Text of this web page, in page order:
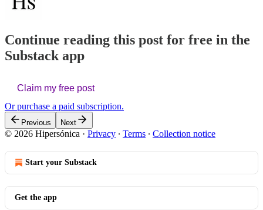
Continue reading this post for free in the
Substack app
Claim my free post
Or purchase a paid subscription.
Previous Next
© 2026 Hipersónica · Privacy ∙ Terms ∙ Collection notice
Start your Substack
Get the app